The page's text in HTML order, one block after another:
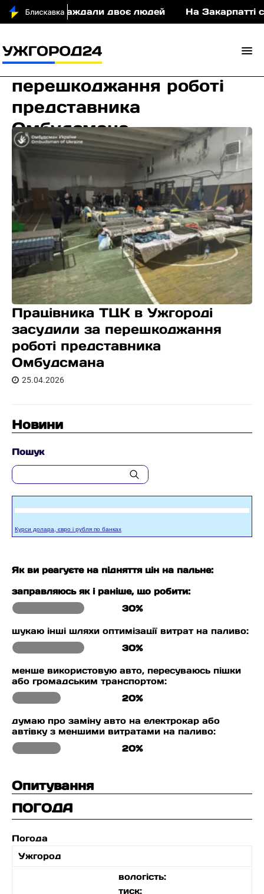
постраждали двоє людей На Закарпатті
Працівника ТЦК в
Ужгороді засудили за
перешкоджання роботі
представника
Омбудсмана
Працівника ТЦК в Ужгороді
засудили за перешкоджання
роботі представника
Омбудсмана
25.04.2026
Новини
Пошук
Курси долара, євро і рубля по банках
Як ви реагуєте на підняття цін на пальне:
заправляюсь як і раніше, що робити:
30%
шукаю інші шляхи оптимізації витрат на паливо:
30%
менше використовую авто, пересуваюсь пішки
або громадським транспортом:
20%
думаю про заміну авто на електрокар або
автівку з меншими витратами на паливо:
20%
Опитування
ПОГОДА
Погода
Ужгород
вологість:
тиск: